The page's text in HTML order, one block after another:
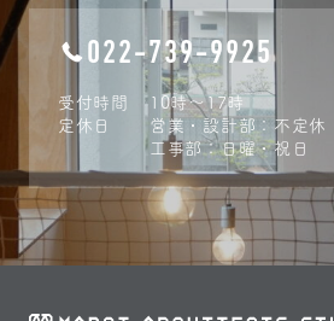
022-739-9925
受付時間
10時〜17時
定休日
営業・設計部：不定休
工事部：日曜・祝日